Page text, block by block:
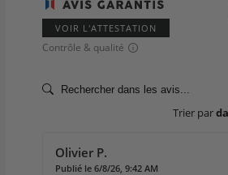
VOIR L'ATTESTATION
Contrôle & qualité
Trier par
Olivier P.
Publié le 6/8/26, 9:42 AM